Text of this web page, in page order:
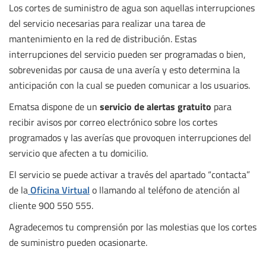
Los cortes de suministro de agua son aquellas interrupciones
del servicio necesarias para realizar una tarea de
mantenimiento en la red de distribución. Estas
interrupciones del servicio pueden ser programadas o bien,
sobrevenidas por causa de una avería y esto determina la
anticipación con la cual se pueden comunicar a los usuarios.
Ematsa dispone de un servicio de alertas gratuito para
recibir avisos por correo electrónico sobre los cortes
programados y las averías que provoquen interrupciones del
servicio que afecten a tu domicilio.
El servicio se puede activar a través del apartado “contacta”
de laOficina Virtual o llamando al teléfono de atención al
cliente 900 550 555.
Agradecemos tu comprensión por las molestias que los cortes
de suministro pueden ocasionarte.